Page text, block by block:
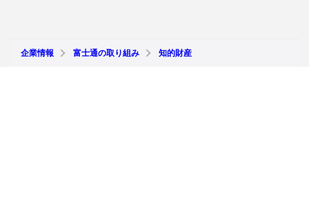
企業情報 富士通の取り組み 知的財産